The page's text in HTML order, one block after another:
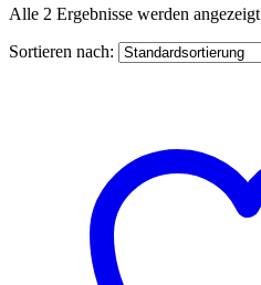
Alle 2 Ergebnisse werden angezeigt
Sortieren nach: